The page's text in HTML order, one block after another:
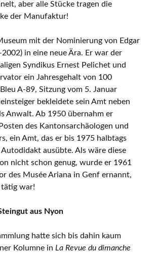
aber alle Stücke tragen die
der Manufaktur!
mit der Nominierung von Edgar
in eine neue Ära. Er war der
Syndikus Ernest Pelichet und
ein Jahresgehalt von 100
A-89, Sitzung vom 5. Januar
bekleidete sein Amt neben
Anwalt. Ab 1950 übernahm er
des Kantonsarchäologen und
ein Amt, das er bis 1975 halbtags
ausübte. Als wäre diese
nicht schon genug, wurde er 1961
des Musée Ariana in Genf ernannt,
war!
aus Nyon
hatte sich bis dahin kaum
Kolumne in La Revue du dimanche